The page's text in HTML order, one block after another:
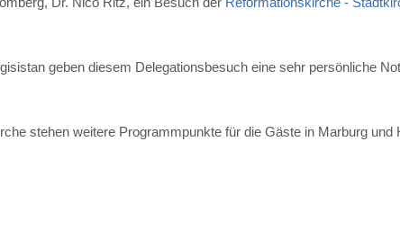
geben diesem Delegationsbesuch eine sehr persönliche
stehen weitere Programmpunkte für die Gäste in Marburg und